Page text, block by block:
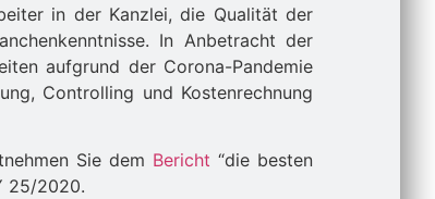
in der Kanzlei, die Qualität der
In Anbetracht der
aufgrund der Corona-Pandemie
Controlling und Kostenrechnung
Sie dem Bericht “die besten
25/2020.